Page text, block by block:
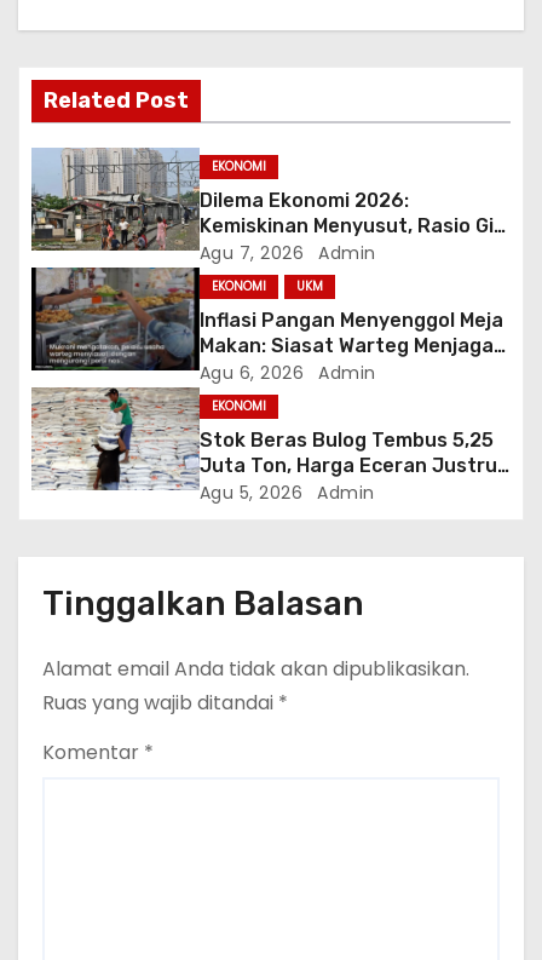
s
i
p
o
s
Related Post
EKONOMI
Dilema Ekonomi 2026:
Kemiskinan Menyusut, Rasio Gini
Mendorong Kesenjangan
Agu 7, 2026 Admin
EKONOMI UKM
Inflasi Pangan Menyenggol Meja
Makan: Siasat Warteg Menjaga
Harga Tetap Terjangkau
Agu 6, 2026 Admin
EKONOMI
Stok Beras Bulog Tembus 5,25
Juta Ton, Harga Eceran Justru
Naik 7 Bulan Berturut-Turut
Agu 5, 2026 Admin
Tinggalkan Balasan
Alamat email Anda tidak akan dipublikasikan.
Ruas yang wajib ditandai *
Komentar *